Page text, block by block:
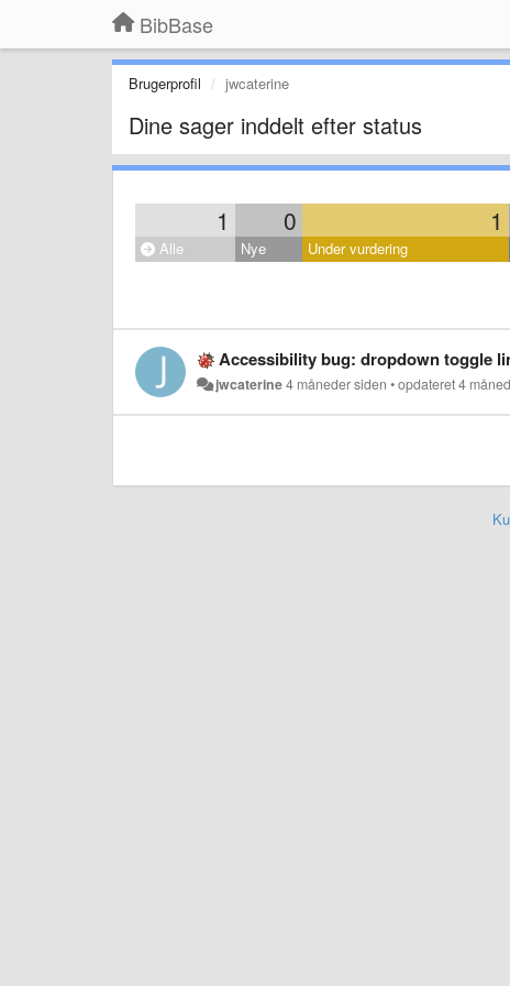
BibBase
Brugerprofil jwcaterine
Dine sager inddelt efter status
1 0 1
Alle Nye Under vurdering
Accessibility bug: dropdown toggle
jwcaterine4 måneder siden •opdateret4